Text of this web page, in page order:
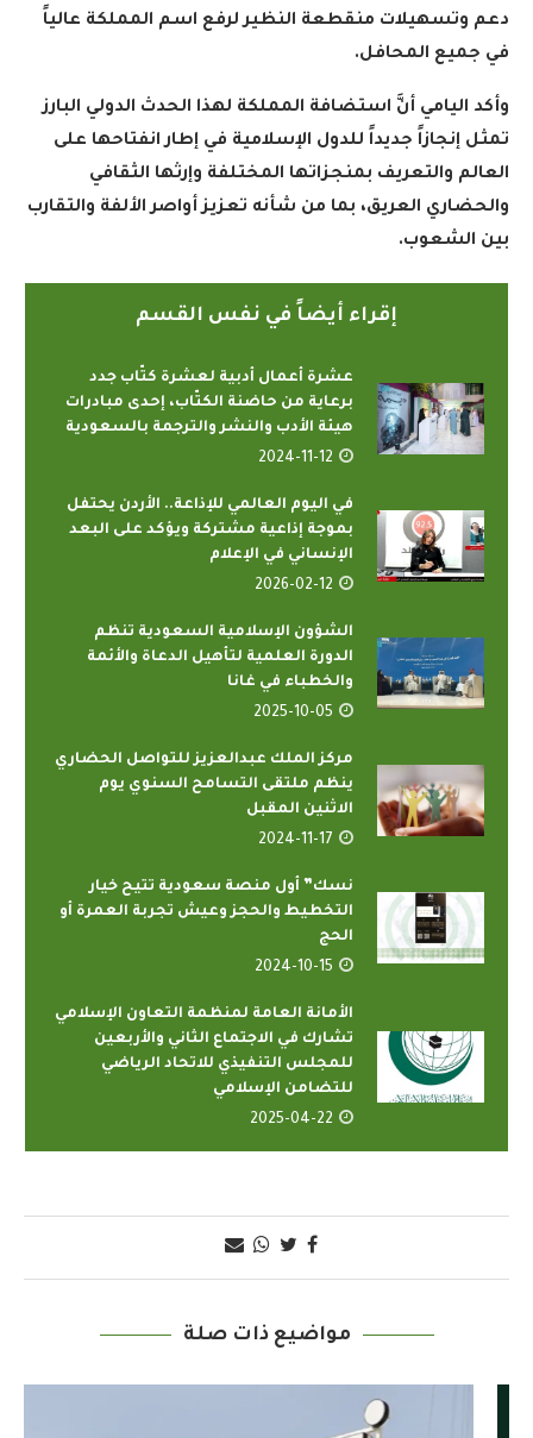
دعم وتسهيلات منقطعة النظير لرفع اسم المملكة عالياً
في جميع المحافل.
وأكد اليامي أنَّ استضافة المملكة لهذا الحدث الدولي البارز
تمثل إنجازاً جديداً للدول الإسلامية في إطار انفتاحها على
العالم والتعريف بمنجزاتها المختلفة وإرثها الثقافي
والحضاري العريق، بما من شأنه تعزيز أواصر الألفة والتقارب
بين الشعوب.
إقراء أيضاً في نفس القسم
عشرة أعمال أدبية لعشرة كتّاب جدد
برعاية من حاضنة الكتّاب، إحدى مبادرات
هيئة الأدب والنشر والترجمة بالسعودية
2024-11-12
في اليوم العالمي للإذاعة.. الأردن يحتفل
بموجة إذاعية مشتركة ويؤكد على البعد
الإنساني في الإعلام
2026-02-12
الشؤون الإسلامية السعودية تنظم
الدورة العلمية لتأهيل الدعاة والأئمة
والخطباء في غانا
2025-10-05
مركز الملك عبدالعزيز للتواصل الحضاري
ينظم ملتقى التسامح السنوي يوم
الاثنين المقبل
2024-11-17
نسك” أول منصة سعودية تتيح خيار
التخطيط والحجز وعيش تجربة العمرة أو
الحج
2024-10-15
الأمانة العامة لمنظمة التعاون الإسلامي
تشارك في الاجتماع الثاني والأربعين
للمجلس التنفيذي للاتحاد الرياضي
للتضامن الإسلامي
2025-04-22
مواضيع ذات صلة